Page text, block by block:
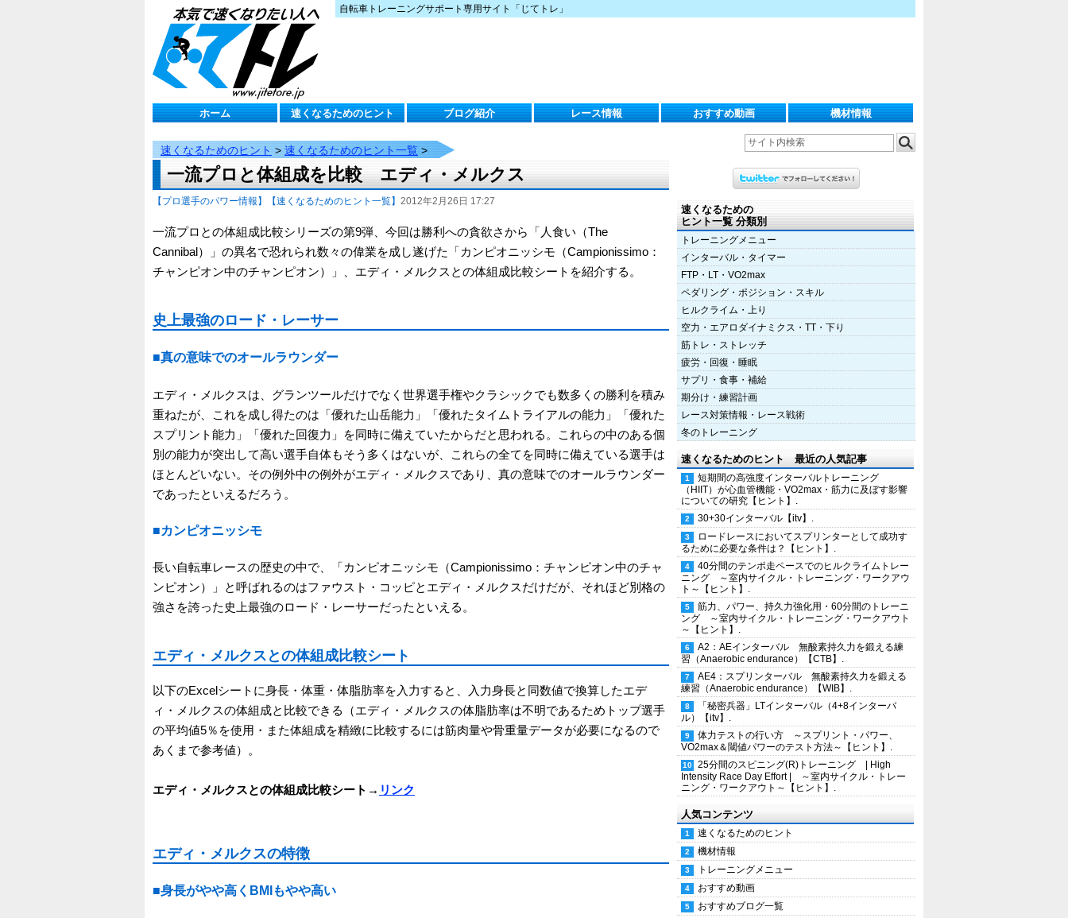
自転車トレーニングサポート専用サイト「じてトレ」
ホーム 速くなるためのヒント ブログ紹介 レース情報 おすすめ動画 機材情報
速くなるためのヒント > 速くなるためのヒント一覧 >
一流プロと体組成を比較 エディ・メルクス
【プロ選手のパワー情報】 【速くなるためのヒント一覧】 2012年2月26日 17:27
一流プロとの体組成比較シリーズの第9弾、今回は勝利への貪欲さから「人食い（The
Cannibal）」の異名で恐れられ数々の偉業を成し遂げた「カンピオニッシモ（Campionissimo：
チャンピオン中のチャンピオン）」、エディ・メルクスとの体組成比較シートを紹介する。
史上最強のロード・レーサー
■真の意味でのオールラウンダー
エディ・メルクスは、グランツールだけでなく世界選手権やクラシックでも数多くの勝利を積み
重ねたが、これを成し得たのは「優れた山岳能力」「優れたタイムトライアルの能力」「優れた
スプリント能力」「優れた回復力」を同時に備えていたからだと思われる。これらの中のある個
別の能力が突出して高い選手自体もそう多くはないが、これらの全てを同時に備えている選手は
ほとんどいない。その例外中の例外がエディ・メルクスであり、真の意味でのオールラウンダー
であったといえるだろう。
■カンピオニッシモ
長い自転車レースの歴史の中で、「カンピオニッシモ（Campionissimo：チャンピオン中のチャ
ンピオン）」と呼ばれるのはファウスト・コッピとエディ・メルクスだけだが、それほど別格の
強さを誇った史上最強のロード・レーサーだったといえる。
エディ・メルクスとの体組成比較シート
以下のExcelシートに身長・体重・体脂肪率を入力すると、入力身長と同数値で換算したエデ
ィ・メルクスの体組成と比較できる（エディ・メルクスの体脂肪率は不明であるためトップ選手
の平均値5％を使用・また体組成を精緻に比較するには筋肉量や骨重量データが必要になるので
あくまで参考値）。
エディ・メルクスとの体組成比較シート→ リンク
エディ・メルクスの特徴
■身長がやや高くBMIもやや高い
速くなるための
ヒント一覧 分類別
トレーニングメニュー
インターバル・タイマー
FTP・LT・VO2max
ペダリング・ポジション・スキル
ヒルクライム・上り
空力・エアロダイナミクス・TT・下り
筋トレ・ストレッチ
疲労・回復・睡眠
サプリ・食事・補給
期分け・練習計画
レース対策情報・レース戦術
冬のトレーニング
速くなるためのヒント 最近の人気記事
短期間の高強度インターバルトレーニング
（HIIT）が心血管機能・VO2max・筋力に及ぼす影響
についての研究【ヒント】.
30+30インターバル【itv】.
ロードレースにおいてスプリンターとして成功す
るために必要な条件は？【ヒント】.
40分間のテンポ走ペースでのヒルクライムトレー
ニング ～室内サイクル・トレーニング・ワークアウ
ト～【ヒント】.
筋力、パワー、持久力強化用・60分間のトレーニ
ング ～室内サイクル・トレーニング・ワークアウト
～【ヒント】.
A2：AEインターバル 無酸素持久力を鍛える練
習（Anaerobic endurance）【CTB】.
AE4：スプリンターバル 無酸素持久力を鍛える
練習（Anaerobic endurance）【WIB】.
「秘密兵器」LTインターバル（4+8インターバ
ル）【itv】.
体力テストの行い方 ～スプリント・パワー、
VO2max＆閾値パワーのテスト方法～【ヒント】.
25分間のスピニング(R)トレーニング | High
Intensity Race Day Effort | ～室内サイクル・トレー
ニング・ワークアウト～【ヒント】.
人気コンテンツ
速くなるためのヒント
機材情報
トレーニングメニュー
おすすめ動画
おすすめブログ一覧